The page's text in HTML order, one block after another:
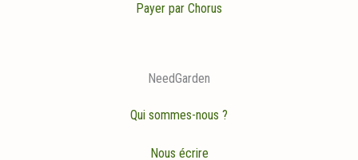
Payer par Chorus
NeedGarden
Qui sommes-nous ?
Nous écrire